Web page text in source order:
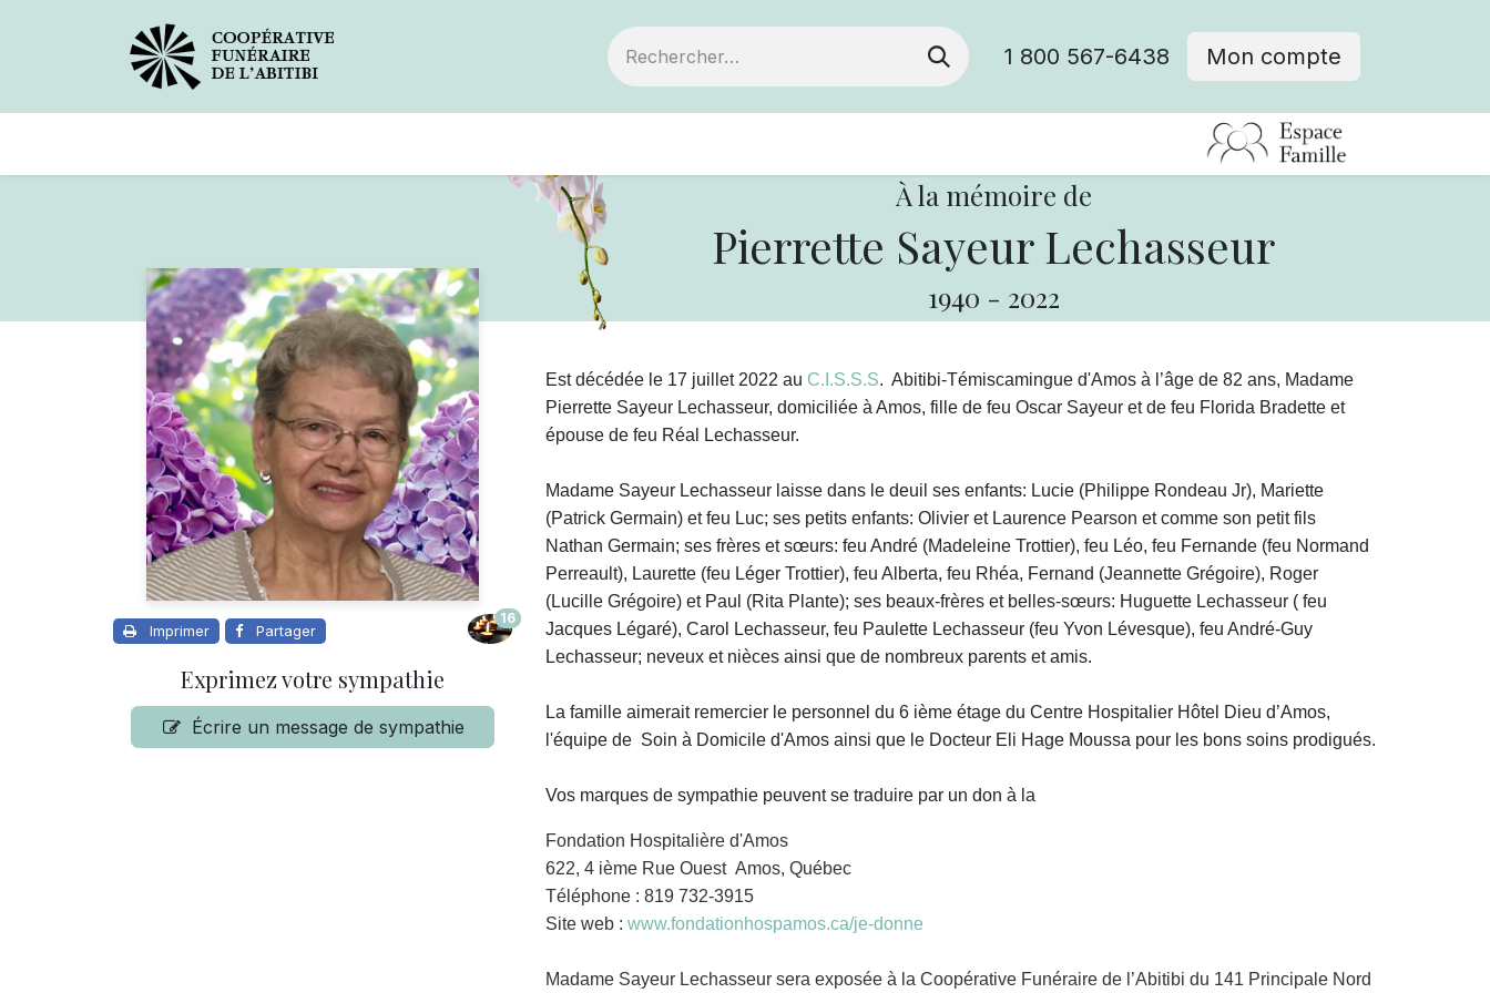
1 800 567-6438 Mon compte
À la mémoire de
Pierrette Sayeur Lechasseur
1940 - 2022
Imprimer Partager
16
Exprimez votre sympathie
Écrire un message de sympathie
Est décédée le 17 juillet 2022 au C.I.S.S.S. Abitibi-Témiscamingue d'Amos à l’âge de 82 ans, Madame
Pierrette Sayeur Lechasseur, domiciliée à Amos, fille de feu Oscar Sayeur et de feu Florida Bradette et
épouse de feu Réal Lechasseur.
Madame Sayeur Lechasseur laisse dans le deuil ses enfants: Lucie (Philippe Rondeau Jr), Mariette
(Patrick Germain) et feu Luc; ses petits enfants: Olivier et Laurence Pearson et comme son petit fils
Nathan Germain; ses frères et sœurs: feu André (Madeleine Trottier), feu Léo, feu Fernande (feu Normand
Perreault), Laurette (feu Léger Trottier), feu Alberta, feu Rhéa, Fernand (Jeannette Grégoire), Roger
(Lucille Grégoire) et Paul (Rita Plante); ses beaux-frères et belles-sœurs: Huguette Lechasseur ( feu
Jacques Légaré), Carol Lechasseur, feu Paulette Lechasseur (feu Yvon Lévesque), feu André-Guy
Lechasseur; neveux et nièces ainsi que de nombreux parents et amis.
La famille aimerait remercier le personnel du 6 ième étage du Centre Hospitalier Hôtel Dieu d’Amos,
l'équipe de Soin à Domicile d'Amos ainsi que le Docteur Eli Hage Moussa pour les bons soins prodigués.
Vos marques de sympathie peuvent se traduire par un don à la
Fondation Hospitalière d'Amos
622, 4 ième Rue Ouest Amos, Québec
Téléphone : 819 732-3915
Site web : www.fondationhospamos.ca/je-donne
Madame Sayeur Lechasseur sera exposée à la Coopérative Funéraire de l’Abitibi du 141 Principale Nord